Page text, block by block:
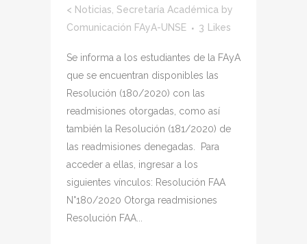
< Noticias Secretaría Académica by
Comunicación FAyA-UNSE
3 Likes
Se informa a los estudiantes de la FAyA
que se encuentran disponibles las
Resolución (180/2020) con las
readmisiones otorgadas, como así
también la Resolución (181/2020) de
las readmisiones denegadas. Para
acceder a ellas, ingresar a los
siguientes vínculos: Resolución FAA
N°180/2020 Otorga readmisiones
Resolución FAA...